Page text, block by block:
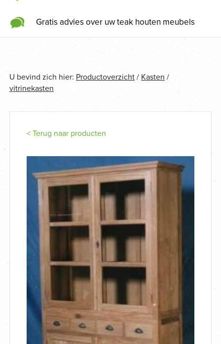
Gratis advies over uw teak houten meubels
U bevind zich hier: Productoverzicht / Kasten /
vitrinekasten
< Terug naar producten